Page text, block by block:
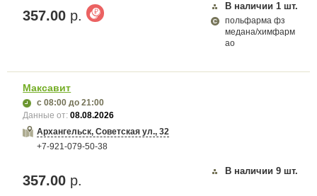
357.00 р.
В наличии 1 шт.
польфарма фз
медана/химфарм
ао
Максавит
с 08:00 до 21:00
Данные от:08.08.2026
Архангельск, Советская ул., 32
+7-921-079-50-38
357.00 р.
В наличии 9 шт.